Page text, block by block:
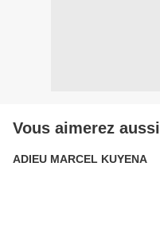
Vous aimerez aussi
ADIEU MARCEL KUYENA